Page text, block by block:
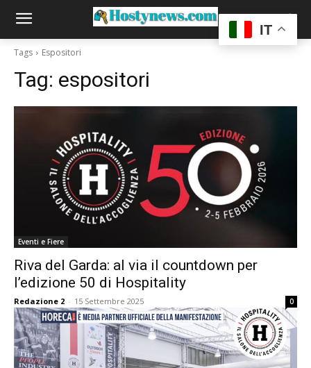
Tags Espositori
Tag: espositori
Eventi e Fiere
Riva del Garda: al via il countdown per
l’edizione 50 di Hospitality
Redazione 2 - 15 Settembre 2025 0
IT